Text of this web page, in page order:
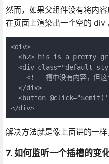
然而，如果父组件没有将内
在页面上渲染出一个空的 div
<div>
<h2>This is a pretty
<div class="default-
<!-- 槽中没有内容，但
  </div>
<button
</div>
解决方法就是像上面讲的一样
7. 如何监听一个插槽的变